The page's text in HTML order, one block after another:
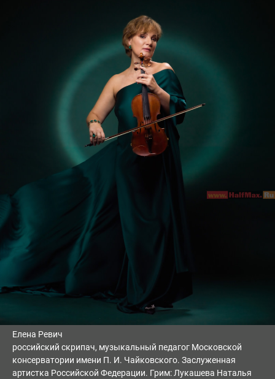
Елена Ревич
российский скрипач, музыкальный педагог Московской
консерватории имени П. И. Чайковского. Заслуженная
артистка Российской Федерации. Грим: Лукашева Наталья